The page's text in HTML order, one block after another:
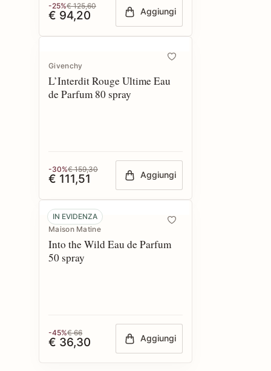
-25%€ 125,60
€ 94,20 Aggiungi
Givenchy
L’Interdit Rouge Ultime Eau
de Parfum 80 spray
-30%€ 159,30
€ 111,51 Aggiungi
IN EVIDENZA
Maison Matine
Into the Wild Eau de Parfum
50 spray
-45%€ 66
€ 36,30 Aggiungi